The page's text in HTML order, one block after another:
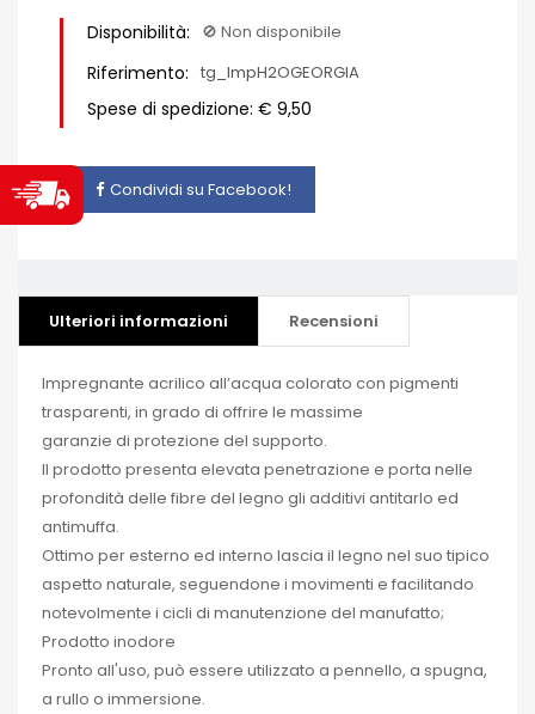
Disponibilità: 🚫​ Non disponibile
Riferimento: tg_ImpH2OGEORGIA
Spese di spedizione: € 9,50
Condividi su Facebook!
Ulteriori informazioni Recensioni
Impregnante acrilico all’acqua colorato con pigmenti
trasparenti, in grado di offrire le massime
garanzie di protezione del supporto.
Il prodotto presenta elevata penetrazione e porta nelle
profondità delle fibre del legno gli additivi antitarlo ed
antimuffa.
Ottimo per esterno ed interno lascia il legno nel suo tipico
aspetto naturale, seguendone i movimenti e facilitando
notevolmente i cicli di manutenzione del manufatto;
Prodotto inodore
Pronto all'uso, può essere utilizzato a pennello, a spugna,
a rullo o immersione.